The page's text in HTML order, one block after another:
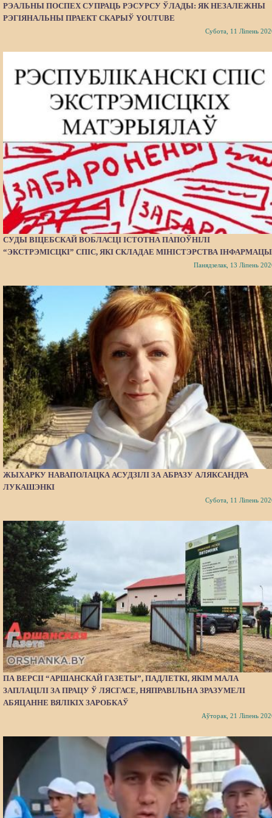
РЭАЛЬНЫ ПОСПЕХ СУПРАЦЬ РЭСУРСУ ЎЛАДЫ: ЯК НЕЗАЛЕЖНЫ
РЭГІЯНАЛЬНЫ ПРАЕКТ СКАРЫЎ YOUTUBE
Субота, 11 Ліпень
СУДЫ ВІЦЕБСКАЙ ВОБЛАСЦІ ІСТОТНА ПАПОЎНІЛІ
“ЭКСТРЭМІСЦКІ” СПІС, ЯКІ СКЛАДАЕ МІНІСТЭРСТВА
Панядзелак, 13 Ліпень
ЖЫХАРКУ НАВАПОЛАЦКА АСУДЗІЛІ ЗА АБРАЗУ АЛЯКСАНДРА
ЛУКАШЭНКІ
Субота, 11 Ліпень
ПА ВЕРСІІ “АРШАНСКАЙ ГАЗЕТЫ”, ПАДЛЕТКІ, ЯКІМ МАЛА
ЗАПЛАЦІЛІ ЗА ПРАЦУ Ў ЛЯСГАСЕ, НЯПРАВІЛЬНА ЗРАЗУМЕЛІ
АБЯЦАННЕ ВЯЛІКІХ ЗАРОБКАЎ
Аўторак, 21 Ліпень